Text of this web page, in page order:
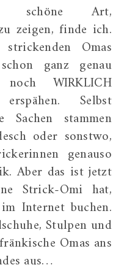
schöne Art,
zeigen, finde ich.
Omas
ganz genau
WIRKLICH
Selbst
Sachen stammen
oder sonstwo,
genauso
Aber das ist jetzt
Strick-Omi hat,
Internet buchen.
Stulpen und
Omas ans
aus…